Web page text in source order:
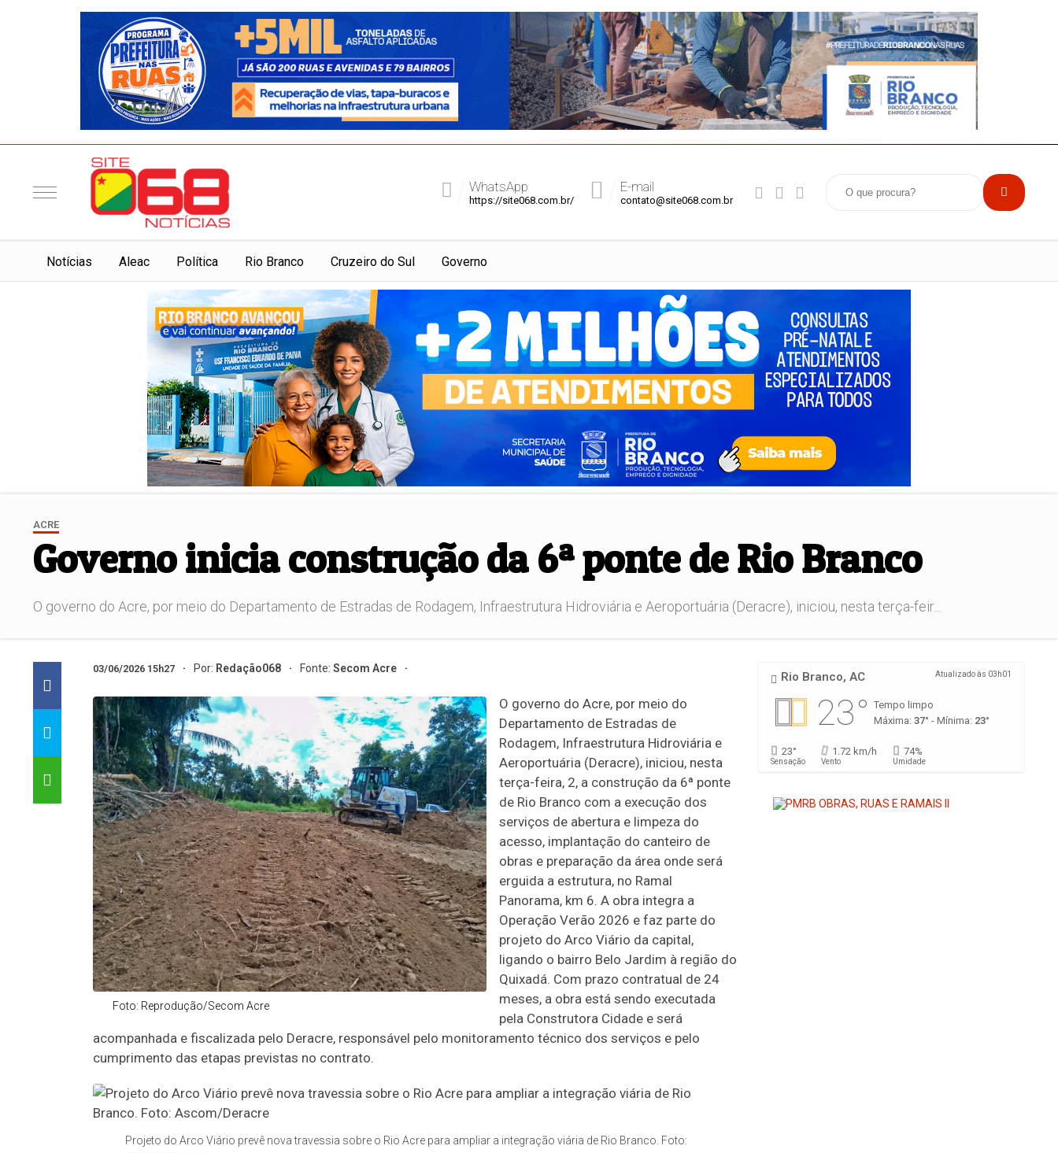
E-mail
contato@site068.com.br
WhatsApp
https://site068.com.br/
Notí­cias Aleac Política Rio Branco Cruzeiro do Sul Governo
ACRE
Governo inicia construção da 6ª ponte de Rio Branco
O governo do Acre, por meio do Departamento de Estradas de Rodagem, Infraestrutura Hidroviária e Aeroportuária (Deracre), iniciou, nesta terça-feir...
03/06/2026 15h27 Por: Redação068 Fonte: Secom Acre
Foto: Reprodução/Secom Acre
O governo do Acre, por meio do
Departamento de Estradas de
Rodagem, Infraestrutura Hidroviária e
Aeroportuária (Deracre), iniciou, nesta
terça-feira, 2, a construção da 6ª ponte
de Rio Branco com a execução dos
serviços de abertura e limpeza do
acesso, implantação do canteiro de
obras e preparação da área onde será
erguida a estrutura, no Ramal
Panorama, km 6. A obra integra a
Operação Verão 2026 e faz parte do
projeto do Arco Viário da capital,
ligando o bairro Belo Jardim à região do
Quixadá. Com prazo contratual de 24
meses, a obra está sendo executada
pela Construtora Cidade e será
acompanhada e fiscalizada pelo Deracre, responsável pelo monitoramento técnico dos serviços e pelo
cumprimento das etapas previstas no contrato.
Projeto do Arco Viário prevê nova travessia sobre o Rio Acre para ampliar a integração viária de Rio Branco. Foto:
Rio Branco, AC Atualizado às 03h01
23°
Tempo limpo
Máxima:37° - Mínima: 23°
23°
Sensação
1.72 km/h
Vento
74%
Umidade